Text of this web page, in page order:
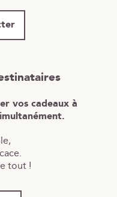
vos cadeaux à
tout !